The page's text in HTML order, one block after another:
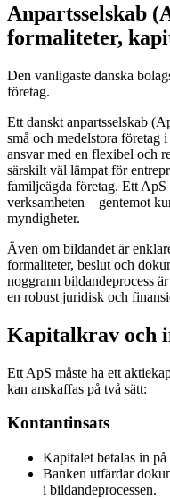
Anpartsselskab
formaliteter,
Den vanligaste danska
företag.
Ett danskt anpartsselskab
små och medelstora företag
ansvar med en flexibel och
särskilt väl lämpat för
familjeägda företag. Ett
verksamheten – gentemot
myndigheter.
Även om bildandet är
formaliteter, beslut och
noggrann bildandeprocess
en robust juridisk och
Kapitalkrav och
Ett ApS måste ha ett
kan anskaffas på två sätt:
Kontantinsats
Kapitalet betalas in
Banken utfärdar
i bildandeprocessen.